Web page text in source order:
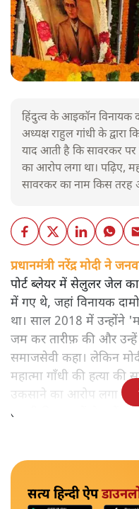
हिंदुत्व के आइकॉन विनायक
अध्यक्ष राहुल गांधी के
याद आती है कि सावरकर पर
का आरोप लगा था। पढ़िए,
सावरकर का नाम किस तरह
प्रधानमंत्री नरेंद्र मोदी ने
पोर्ट ब्लेयर में सेलुलर जेल
में गए थे, जहां विनायक
था। साल 2018 में उन्होंने
जम कर तारीफ़ की और उन्हें
समाजसेवी कहा। लेकिन
महात्मा गाँधी की हत्या
उकसाने का आरोप लगा
तकनीकी कारणों से उन्हें
सत्य हिन्दी ऐप